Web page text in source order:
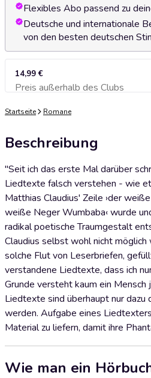
Flexibles Abo passend zu
Deutsche und internationale
von den besten deutschen
14,99 €
Preis außerhalb des Clubs
Zum Warenkorb
Startseite Romane
Beschreibung
"Seit ich das erste Mal darüber
Liedtexte falsch verstehen - wie
Matthias Claudius' Zeile ›der
weiße Neger Wumbaba‹ wurde
radikal poetische Traumgestalt
Claudius selbst wohl nicht möglich
solche Flut von Leserbriefen,
verstandene Liedtexte, dass ich
Grunde versteht kaum ein
Liedtexte sind überhaupt nur dazu
werden. Aufgabe eines
Material zu liefern, damit ihre
Wie man ein